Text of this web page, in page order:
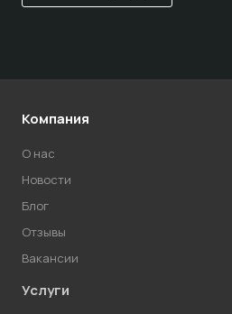
Компания
О нас
Новости
Блог
Отзывы
Вакансии
Услуги